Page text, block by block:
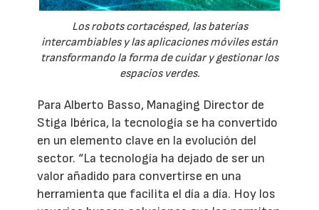
Los robots cortacésped, las baterías
intercambiables y las aplicaciones móviles están
transformando la forma de cuidar y gestionar los
espacios verdes.
Para Alberto Basso, Managing Director de
Stiga Ibérica, la tecnología se ha convertido
en un elemento clave en la evolución del
sector. “La tecnología ha dejado de ser un
valor añadido para convertirse en una
herramienta que facilita el día a día. Hoy los